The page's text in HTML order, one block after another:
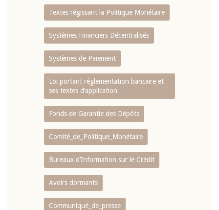
Textes régissant la Politique Monétaire
Systèmes Financiers Décentralisés
Systèmes de Paiement
Loi portant réglementation bancaire et
ses textes d’application
Fonds de Garantie des Dépôts
Comité_de_Politique_Monétaire
Bureaux d’Information sur le Crédit
Avoirs dormants
Communiqué_de_presse